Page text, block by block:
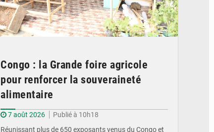
Congo : la Grande foire agricole
pour renforcer la souveraineté
alimentaire
7 août 2026
Publié à 10h18
Réunissant plus de 650 exposants venus du Congo et